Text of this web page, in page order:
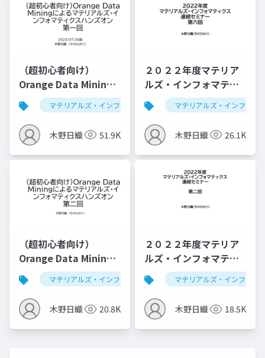
（超初心者向け）
Orange Data Mining
によるマテリアルズ・
インフォマティクスハ
ンズオン第一回
（2023/07/26版）
マテリアルズ・インフォマティクス データ解析学
木野日織 51.9K
２０２２年度マテリア
ルズ・インフォマティ
クス連続セミナー：ベ
イズ最適化、推薦シス
テム
マテリアルズ・インフォマ
木野日織 26.1K
（超初心者向け）
Orange Data Mining
によるマテリアルズ・
インフォマティクスハ
ンズオン第二回 （仮）
マテリアルズ・インフォマティクス データ解析学
木野日織 20.8K
２０２２年度マテリア
ルズ・インフォマティ
クス連続セミナー：回
帰
マテリアルズ・インフォマ
木野日織 18.5K